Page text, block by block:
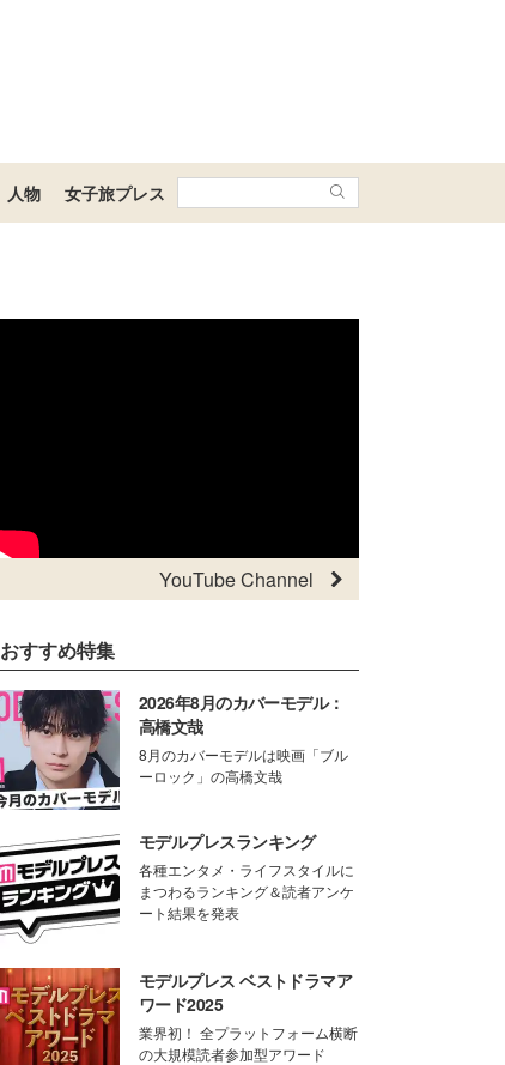
人物 女子旅プレス
YouTube Channel
おすすめ特集
2026年8月のカバーモデル：
高橋文哉
8月のカバーモデルは映画「ブル
ーロック」の高橋文哉
モデルプレスランキング
各種エンタメ・ライフスタイルに
まつわるランキング＆読者アンケ
ート結果を発表
モデルプレス ベストドラマア
ワード2025
業界初！ 全プラットフォーム横断
の大規模読者参加型アワード